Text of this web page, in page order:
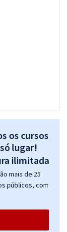
os cursos
lugar!
mais de 25
públicos, com